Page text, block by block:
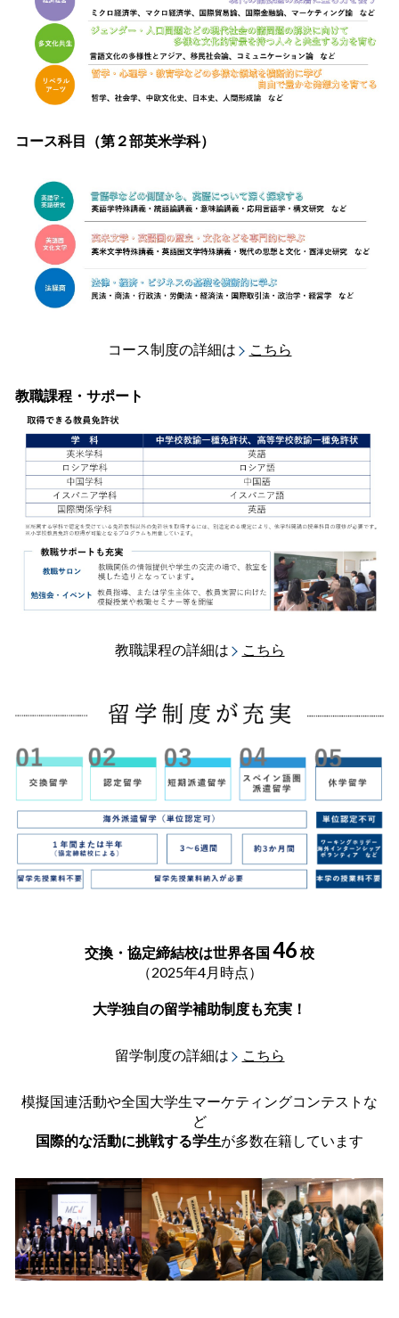
コース科目（第２部英米学科）
コース制度の詳細は こちら
教職課程・サポート
教職課程の詳細は こちら
交換・協定締結校は世界各国 46 校
（2025年4月時点）
大学独自の留学補助制度も充実！
留学制度の詳細は こちら
模擬国連活動や全国大学生マーケティングコンテストな
ど
国際的な活動に挑戦する学生が多数在籍しています